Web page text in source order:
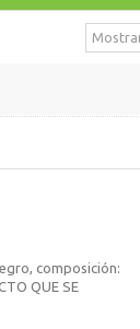
composición:
QUE SE